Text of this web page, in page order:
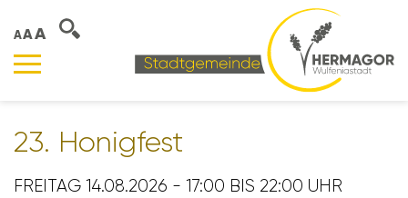
AAA
23. Honig­fest
FREITAG 14.08.2026 - 17:00 BIS 22:00 UHR